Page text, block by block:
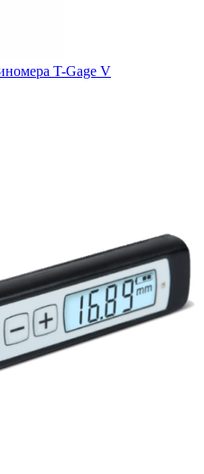
T-Gage V